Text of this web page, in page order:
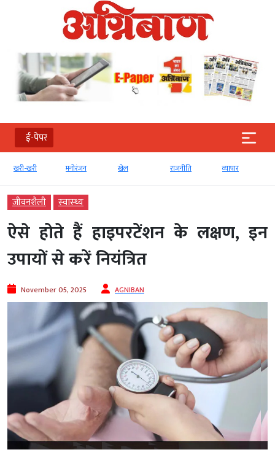
ई-पेपर
खरी-खरी मनोरंजन खेल राजनीति व्‍यापार
जीवनशैली स्‍वास्‍थ्‍य
ऐसे होते हैं हाइपरटेंशन के लक्षण, इन
उपायों से करें नियंत्रित
November 05, 2025 AGNIBAN